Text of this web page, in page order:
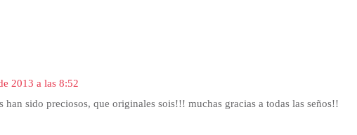
2013 a las 8:52
han sido preciosos, que originales sois!!! muchas gracias a todas las seños!!